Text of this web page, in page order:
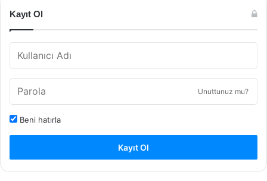
Kayıt Ol
Unuttunuz mu?
Beni hatırla
Kayıt Ol